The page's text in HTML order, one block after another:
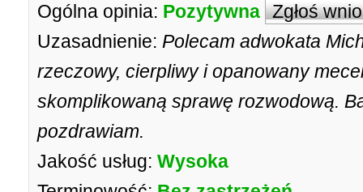
Ogólna opinia: Pozytywna Zgłoś
Uzasadnienie: Polecam adwokata
rzeczowy, cierpliwy i opanowany
skomplikowaną sprawę rozwodową.
pozdrawiam.
Jakość usług: Wysoka